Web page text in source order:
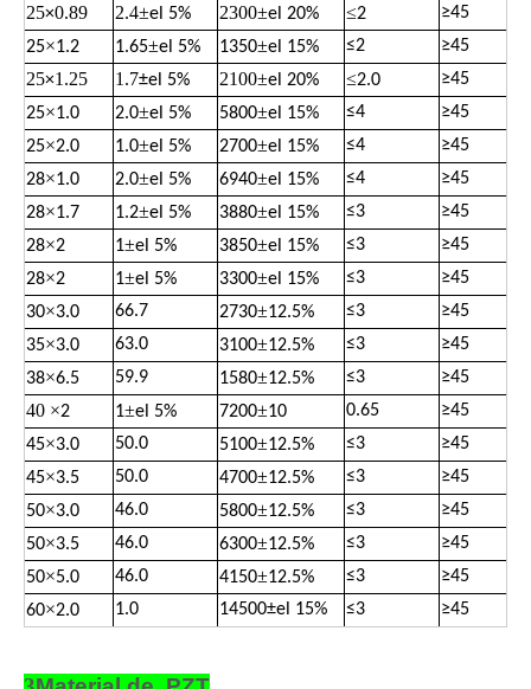
25×0.89 2.4±el 5% 2300±el 20% ≤2 ≥45
25×1.2 1.65±el 5% 1350±el 15% ≤2 ≥45
25×1.25 1.7±el 5% 2100±el 20% ≤2.0 ≥45
25×1.0 2.0±el 5% 5800±el 15% ≤4 ≥45
25×2.0 1.0±el 5% 2700±el 15% ≤4 ≥45
28×1.0 2.0±el 5% 6940±el 15% ≤4 ≥45
28×1.7 1.2±el 5% 3880±el 15% ≤3 ≥45
28×2 1±el 5% 3850±el 15% ≤3 ≥45
28×2 1±el 5% 3300±el 15% ≤3 ≥45
30×3.0 66.7 2730±12.5% ≤3 ≥45
35×3.0 63.0 3100±12.5% ≤3 ≥45
38×6.5 59.9 1580±12.5% ≤3 ≥45
40 ×2 1±el 5% 7200±10 0.65 ≥45
45×3.0 50.0 5100±12.5% ≤3 ≥45
45×3.5 50.0 4700±12.5% ≤3 ≥45
50×3.0 46.0 5800±12.5% ≤3 ≥45
50×3.5 46.0 6300±12.5% ≤3 ≥45
50×5.0 46.0 4150±12.5% ≤3 ≥45
60×2.0 1.0 14500±el 15% ≤3 ≥45